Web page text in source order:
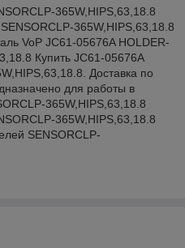
365W,HIPS,63,18.8
365W,HIPS,63,18.8
VoP JC61-05676A HOLDER-
Купить JC61-05676A
Доставка по
для работы в
365W,HIPS,63,18.8
365W,HIPS,63,18.8
SENSORCLP-